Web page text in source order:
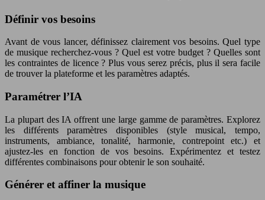
Définir vos besoins
Avant de vous lancer, définissez clairement vos besoins. Quel type
de musique recherchez-vous ? Quel est votre budget ? Quelles sont
les contraintes de licence ? Plus vous serez précis, plus il sera facile
de trouver la plateforme et les paramètres adaptés.
Paramétrer l’IA
La plupart des IA offrent une large gamme de paramètres. Explorez
les différents paramètres disponibles (style musical, tempo,
instruments, ambiance, tonalité, harmonie, contrepoint etc.) et
ajustez-les en fonction de vos besoins. Expérimentez et testez
différentes combinaisons pour obtenir le son souhaité.
Générer et affiner la musique